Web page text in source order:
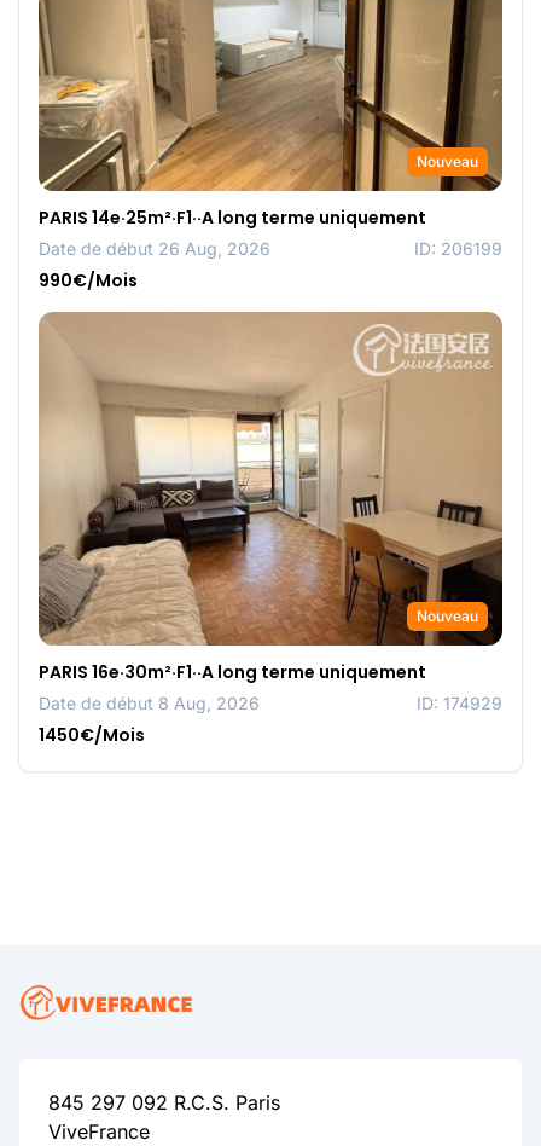
Nouveau
PARIS 14e·25m²·F1··A long terme uniquement
Date de début 26 Aug, 2026 ID: 206199
990€/Mois
Nouveau
PARIS 16e·30m²·F1··A long terme uniquement
Date de début 8 Aug, 2026 ID: 174929
1450€/Mois
845 297 092 R.C.S. Paris
ViveFrance